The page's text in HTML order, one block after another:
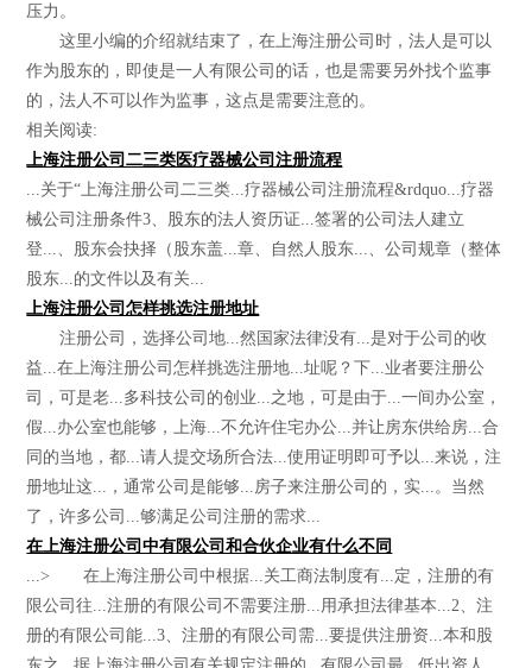
压力。
这里小编的介绍就结束了，在上海注册公司时，法人是可以
作为股东的，即使是一人有限公司的话，也是需要另外找个监事
的，法人不可以作为监事，这点是需要注意的。
相关阅读:
上海注册公司二三类医疗器械公司注册流程
...关于“上海注册公司二三类...疗器械公司注册流程&rdquo...疗器
械公司注册条件3、股东的法人资历证...签署的公司法人建立
登...、股东会抉择（股东盖...章、自然人股东...、公司规章（整体
股东...的文件以及有关...
上海注册公司怎样挑选注册地址
注册公司，选择公司地...然国家法律没有...是对于公司的收
益...在上海注册公司怎样挑选注册地...址呢？下...业者要注册公
司，可是老...多科技公司的创业...之地，可是由于...一间办公室，
假...办公室也能够，上海...不允许住宅办公...并让房东供给房...合
同的当地，都...请人提交场所合法...使用证明即可予以...来说，注
册地址这...，通常公司是能够...房子来注册公司的，实...。当然
了，许多公司...够满足公司注册的需求...
在上海注册公司中有限公司和合伙企业有什么不同
...> 在上海注册公司中根据...关工商法制度有...定，注册的有
限公司往...注册的有限公司不需要注册...用承担法律基本...2、注
册的有限公司能...3、注册的有限公司需...要提供注册资...本和股